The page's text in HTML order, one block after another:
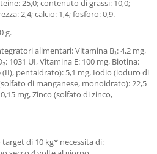
25,0; contenuto di grassi: 10,0;
2,4; calcio: 1,4; fosforo: 0,9.
g.
alimentari: Vitamina B₁: 4,2 mg,
1031 UI, Vitamina E: 100 mg, Biotina:
(II), pentaidrato): 5,1 mg, Iodio (ioduro di
di manganese, monoidrato): 22,5
mg, Zinco (solfato di zinco,
di 10 kg* necessita di: